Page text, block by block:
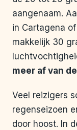
aangenaam.
in Cartagena
makkelijk 30
meer af van
Veel reizigers
regenseizoen
door hoost. In